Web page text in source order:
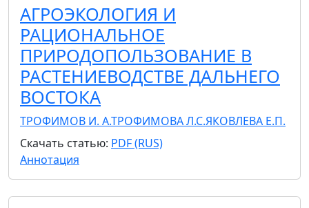
АГРОЭКОЛОГИЯ И
РАЦИОНАЛЬНОЕ
ПРИРОДОПОЛЬЗОВАНИЕ В
РАСТЕНИЕВОДСТВЕ ДАЛЬНЕГО
ВОСТОКА
ТРОФИМОВ И. А.ТРОФИМОВА Л.С.ЯКОВЛЕВА Е.П.
Скачать статью: PDF (RUS)
Аннотация